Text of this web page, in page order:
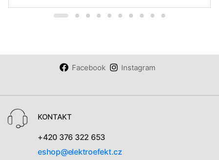
Facebook Instagram
KONTAKT
+420 376 322 653
eshop@elektroefekt.cz